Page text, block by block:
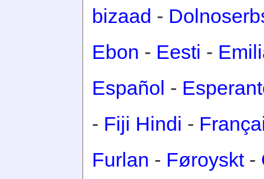
bizaad -
Ebon - Eesti -
Español -
- Fiji Hindi -
Furlan - Føroyskt-